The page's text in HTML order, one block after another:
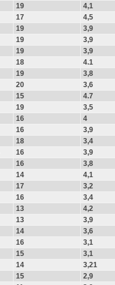
19
4,1
17
4,5
19
3,9
19
3,9
19
3,9
18
4.1
19
3,8
20
3,6
15
4.7
19
3,5
16
4
16
3,9
18
3,4
16
3,9
16
3,8
14
4,1
17
3,2
16
3,4
13
4,2
13
3,9
14
3,6
16
3,1
15
3,1
14
3,21
15
2,9